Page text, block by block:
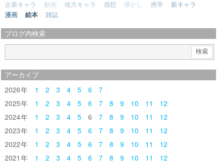
企業キャラ
動画 地方キャラ 感想 懐かし 携帯
新キャラ
漫画
絵本 雑誌
ブログ内検索
アーカイブ
2026 1 2 3 4 5 6
7
2025
1 2 3 4 5 6 7 8 9 10 11
12
2024
1 2 3 4 5 6 7 8 9 10 11
12
2023
1 2 3 4 5 6 7 8 9 10 11
12
2022
1 2 3 4 5 6 7 8 9 10 11
12
2021
1 2 3 4 5 6 7 8 9 10 11
12